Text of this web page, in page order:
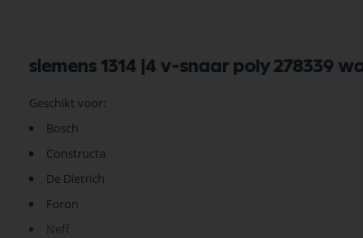
siemens 1314 j4 v-snaar poly 278339
Geschikt voor:
Bosch
Constructa
De Dietrich
Foron
Neff